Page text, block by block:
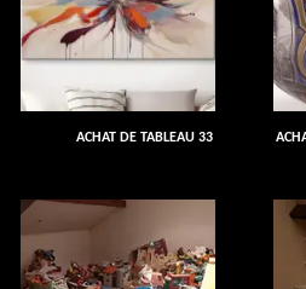
ACHAT DE TABLEAU 33